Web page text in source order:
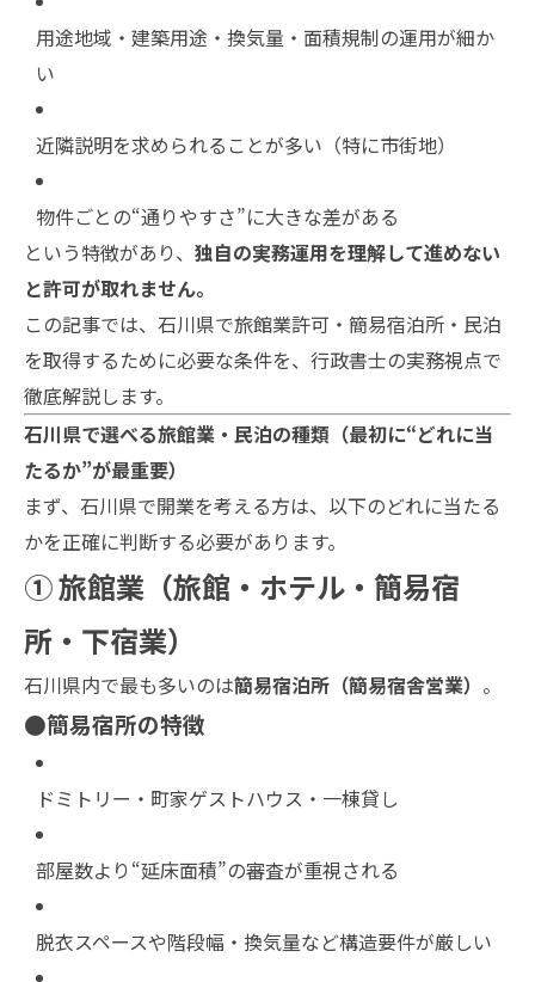
用途地域・建築用途・換気量・面積規制の運用が細か
い
近隣説明を求められることが多い（特に市街地）
物件ごとの“通りやすさ”に大きな差がある
という特徴があり、 独自の実務運用を理解して進めない
と許可が取れません。
この記事では、石川県で旅館業許可・簡易宿泊所・民泊
を取得するために必要な条件を、行政書士の実務視点で
徹底解説します。
石川県で選べる旅館業・民泊の種類（最初に“どれに当
たるか”が最重要）
まず、石川県で開業を考える方は、以下のどれに当たる
かを正確に判断する必要があります。
① 旅館業（旅館・ホテル・簡易宿
所・下宿業）
石川県内で最も多いのは簡易宿泊所（簡易宿舎営業） 。
●簡易宿所の特徴
ドミトリー・町家ゲストハウス・一棟貸し
部屋数より“延床面積”の審査が重視される
脱衣スペースや階段幅・換気量など構造要件が厳しい